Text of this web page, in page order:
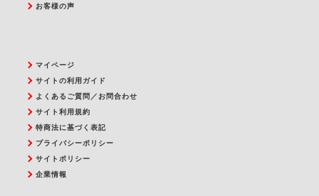
お客様の声
マイページ
サイトの利用ガイド
よくあるご質問／お問合わせ
サイト利用規約
特商法に基づく表記
プライバシーポリシー
サイトポリシー
企業情報